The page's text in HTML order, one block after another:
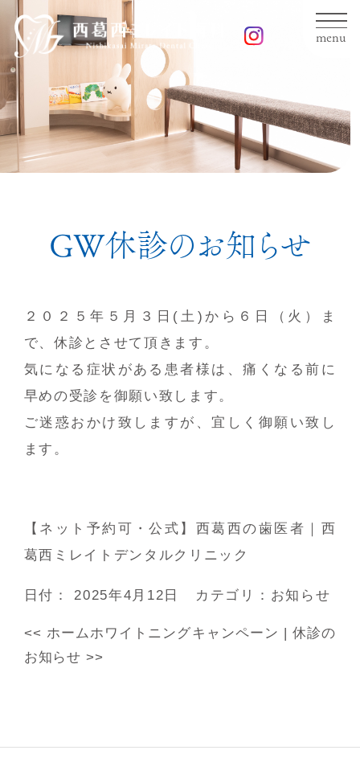
menu
GW休診のお知らせ
２０２５年５月３日(土)から６日（火）ま
で、休診とさせて頂きます。
気になる症状がある患者様は、痛くなる前に
早めの受診を御願い致します。
ご迷惑おかけ致しますが、宜しく御願い致し
ます。
【ネット予約可・公式】西葛西の歯医者｜西
葛西ミレイトデンタルクリニック
日付： 2025年4月12日 カテゴリ： お知らせ
<< ホームホワイトニングキャンペーン |休診の
お知らせ >>